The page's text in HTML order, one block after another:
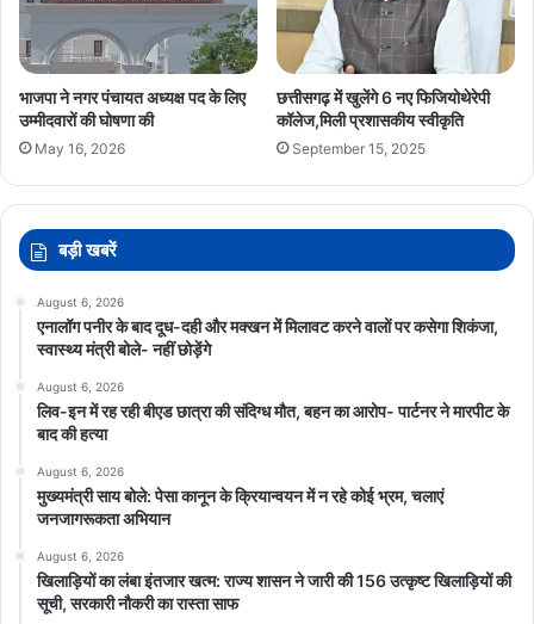
भाजपा ने नगर पंचायत अध्यक्ष पद के लिए
उम्मीदवारों की घोषणा की
May 16, 2026
छत्तीसगढ़ में खुलेंगे 6 नए फिजियोथेरेपी
कॉलेज,मिली प्रशासकीय स्वीकृति
September 15, 2025
बड़ी खबरें
August 6, 2026
एनालॉग पनीर के बाद दूध-दही और मक्खन में मिलावट करने वालों पर कसेगा शिकंजा,
स्वास्थ्य मंत्री बोले- नहीं छोड़ेंगे
August 6, 2026
लिव-इन में रह रही बीएड छात्रा की संदिग्ध मौत, बहन का आरोप- पार्टनर ने मारपीट के
बाद की हत्या
August 6, 2026
मुख्यमंत्री साय बोले: पेसा कानून के क्रियान्वयन में न रहे कोई भ्रम, चलाएं
जनजागरूकता अभियान
August 6, 2026
खिलाड़ियों का लंबा इंतजार खत्म: राज्य शासन ने जारी की 156 उत्कृष्ट खिलाड़ियों की
सूची, सरकारी नौकरी का रास्ता साफ